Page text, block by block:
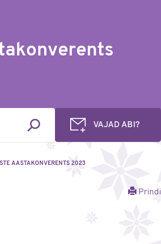
VAJAD ABI?
AASTAKONVERENTS 2023
Prindi